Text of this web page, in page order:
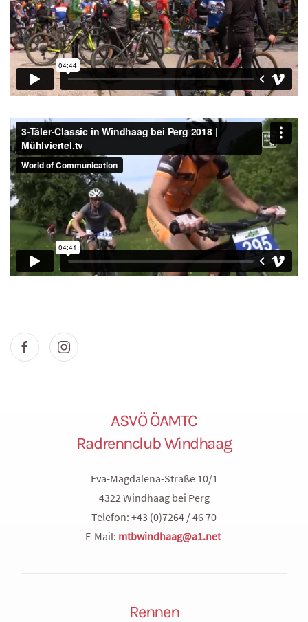
ASVÖ ÖAMTC
Radrennclub Windhaag
Eva-Magdalena-Straße 10/1
4322 Windhaag bei Perg
Telefon: +43 (0)7264 / 46 70
E-Mail: mtbwindhaag@a1.net
Rennen